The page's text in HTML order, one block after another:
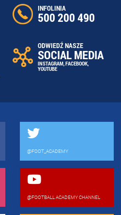
INFOLINIA
500 200 490
ODWIEDŹ NASZE
SOCIAL MEDIA
INSTAGRAM,FACEBOOK,
YOUTUBE
@FOOT_ACADEMY
@FOOTBALL ACADEMY CHANNEL